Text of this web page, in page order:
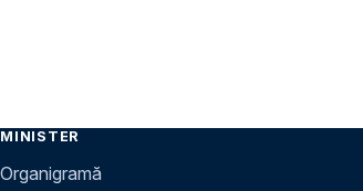
MINISTER
Organigramă